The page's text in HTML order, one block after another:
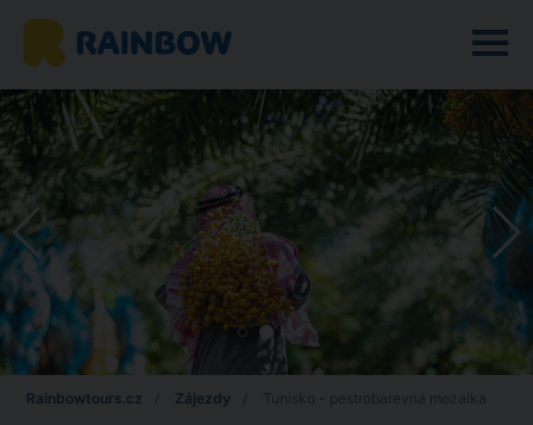
Rainbowtours.cz Zájezdy